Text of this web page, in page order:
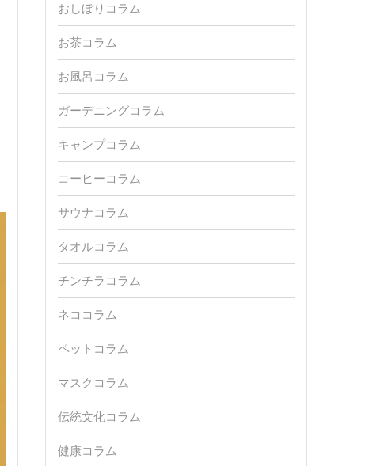
おしぼりコラム
お茶コラム
お風呂コラム
ガーデニングコラム
キャンプコラム
コーヒーコラム
サウナコラム
タオルコラム
チンチラコラム
ネココラム
ペットコラム
マスクコラム
伝統文化コラム
健康コラム